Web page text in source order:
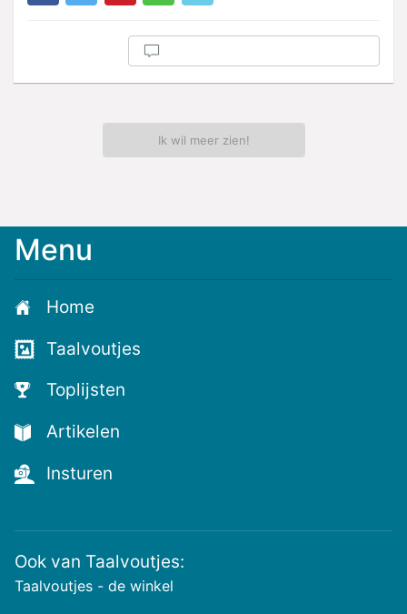
Ik wil meer zien!
Meld
voor
de
nieuwste
voutjes
en
de
voutste
nieuwtjes!
Menu
Home
Taalvoutjes
Toplijsten
Artikelen
Insturen
Ook van Taalvoutjes:
Taalvoutjes - de winkel